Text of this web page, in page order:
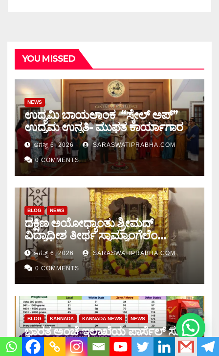
YOU MISSED
NEWS
ಉದ್ಯಮಿ ಬಾಯಲಾಂಕ “ಸ್ಕೇಲ್ ಅಪ್”
ಉದ್ಯಮ ಉನ್ನತಿ- ಮುಫತ ಕಾರ್ಯಾಗಾರ
ಆಗಸ್ಟ್ 6, 2026 SARASWATIPRABHA.COM
0 COMMENTS
BLOG NEWS
ದಕ್ಷಿಣ ಅಯೋಧ್ಯಾಂತು ಶ್ರೀಮದ್
ವಿದ್ಯಾಧೀಶ ತೀರ್ಥ ಸ್ವಾಮ್ಯಾಂಗೆಲೆಂ
ಚಾತುರ್ಮಾಸ ಆರಂಭ
ಆಗಸ್ಟ್ 6, 2026 SARASWATIPRABHA.COM
0 COMMENTS
BLOG KANNADA KANNADA NEWS NEWS
ಭಾರತ ಅಂಚೆ ಇಲಾಖೆಯ ಪಾರ್ಸೆಲ್ ಸುಂಕ
ಪರಿಷ್ಕರಣೆ